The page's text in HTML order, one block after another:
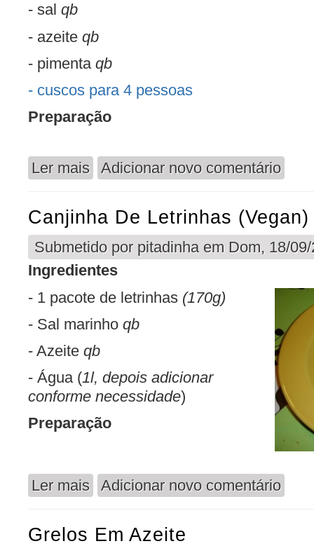
- sal qb
- azeite qb
- pimenta qb
- cuscos para 4 pessoas
Preparação
Ler mais acerca de Cuscus com Legumes e Natas
Adicionar novo comentário
Canjinha De Letrinhas (vegan)
Submetido por pitadinhaem Dom, 18/09/
Ingredientes
- 1 pacote de letrinhas (170g)
- Sal marinho qb
- Azeite qb
- Água (1l, depois adicionar
conforme necessidade)
Preparação
Ler mais acerca de Canjinha de Letrinhas (vegan)
Adicionar novo comentário
Grelos Em Azeite